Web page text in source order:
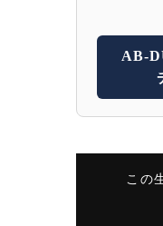
AB-
この